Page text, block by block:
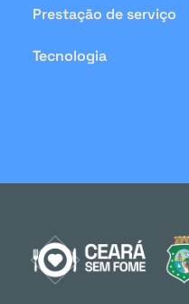
Prestação de serviço
Tecnologia